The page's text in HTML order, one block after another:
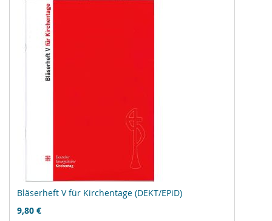
Bläserheft V für Kirchentage (DEKT/EPiD)
9,80 €